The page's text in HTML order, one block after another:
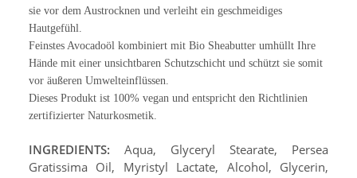
sie vor dem Austrocknen und verleiht ein geschmeidiges
Hautgefühl.
Feinstes Avocadoöl kombiniert mit Bio Sheabutter umhüllt Ihre
Hände mit einer unsichtbaren Schutzschicht und schützt sie somit
vor äußeren Umwelteinflüssen.
Dieses Produkt ist 100% vegan und entspricht den Richtlinien
zertifizierter Naturkosmetik.
INGREDIENTS: Aqua, Glyceryl Stearate, Persea
Gratissima Oil, Myristyl Lactate, Alcohol, Glycerin,